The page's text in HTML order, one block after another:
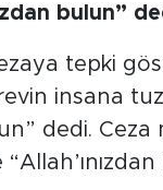
bulun”
tepki
insana
dedi.